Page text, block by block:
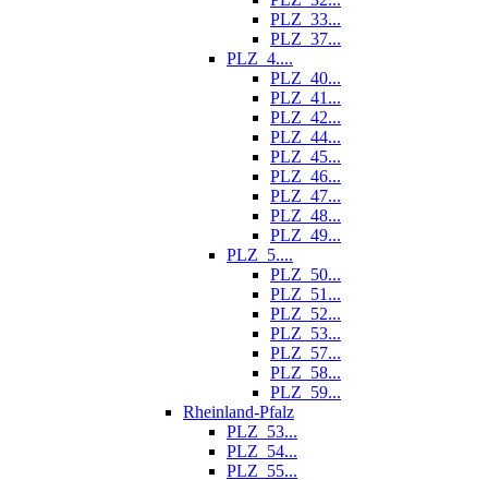
PLZ_33...
PLZ_37...
PLZ_4....
PLZ_40...
PLZ_41...
PLZ_42...
PLZ_44...
PLZ_45...
PLZ_46...
PLZ_47...
PLZ_48...
PLZ_49...
PLZ_5....
PLZ_50...
PLZ_51...
PLZ_52...
PLZ_53...
PLZ_57...
PLZ_58...
PLZ_59...
Rheinland-Pfalz
PLZ_53...
PLZ_54...
PLZ_55...